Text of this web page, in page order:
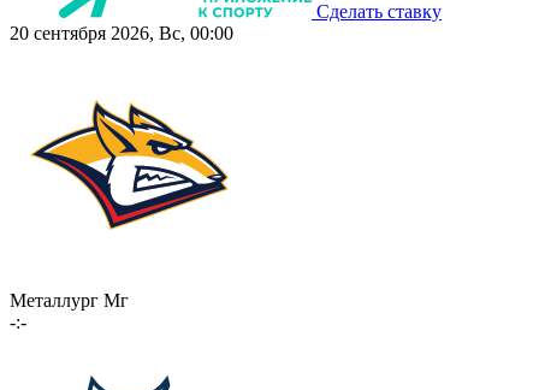
Сделать ставку
20 сентября 2026, Вс, 00:00
Металлург Мг
-:-